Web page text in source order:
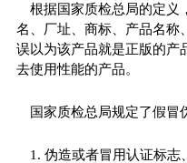
根据国家质检总局的定义
名、厂址、商标、产品名称
误以为该产品就是正版的产
去使用性能的产品。
国家质检总局规定了假冒
1. 伪造或者冒用认证标